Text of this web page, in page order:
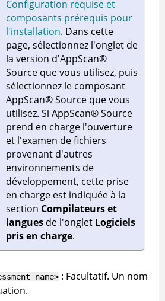
Configuration requise et
composants prérequis pour
l'installation. Dans cette
page, sélectionnez l'onglet de
la version d'AppScan®
Source que vous utilisez, puis
sélectionnez le composant
AppScan®Source que vous
utilisez. Si AppScan®Source
prend en charge l'ouverture
et l'examen de fichiers
provenant d'autres
environnements de
développement, cette prise
en charge est indiquée à la
section Compilateurs et
langues de l'onglet Logiciels
pris en charge.
name> : Facultatif. Un nom